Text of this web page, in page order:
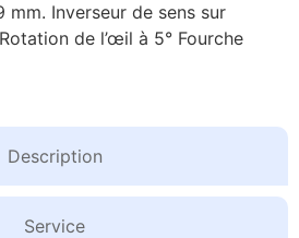
Description
Service
mm. Inverseur de sens sur
de l’œil à 5° Fourche